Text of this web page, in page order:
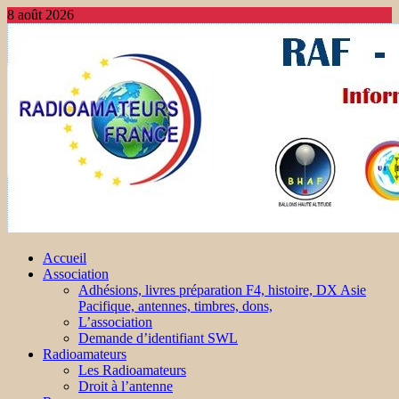
8 août 2026
Accueil
Association
Adhésions, livres préparation F4, histoire, DX Asie
Pacifique, antennes, timbres, dons,
L’association
Demande d’identifiant SWL
Radioamateurs
Les Radioamateurs
Droit à l’antenne